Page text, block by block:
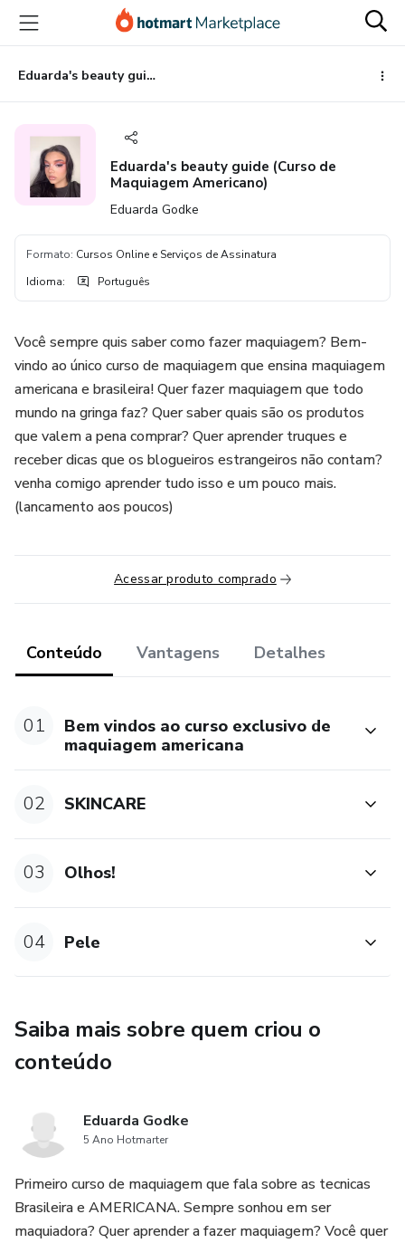
para
conteúdo
principal
para
pagamento
para
rodapé
Eduarda's beauty guide (Curso de Maquiagem Americano)
Eduarda's beauty guide (Curso de
Maquiagem Americano)
Eduarda Godke
Formato: Cursos Online e Serviços de Assinatura
Idioma: Português
Você sempre quis saber como fazer maquiagem? Bem-
vindo ao único curso de maquiagem que ensina maquiagem
americana e brasileira! Quer fazer maquiagem que todo
mundo na gringa faz? Quer saber quais são os produtos
que valem a pena comprar? Quer aprender truques e
receber dicas que os blogueiros estrangeiros não contam?
venha comigo aprender tudo isso e um pouco mais.
(lancamento aos poucos)
Acessar produto comprado
Conteúdo Vantagens Detalhes
01
Bem vindos ao curso exclusivo de
maquiagem americana
02 SKINCARE
03 Olhos!
04 Pele
Saiba mais sobre quem criou o
conteúdo
Eduarda Godke
5 Ano Hotmarter
Primeiro curso de maquiagem que fala sobre as tecnicas
Brasileira e AMERICANA. Sempre sonhou em ser
maquiadora? Quer aprender a fazer maquiagem? Você quer